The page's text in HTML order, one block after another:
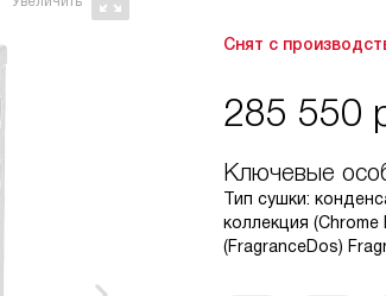
Снят с
285 550
Ключевые
Тип сушки:
коллекция (Chrome
(FragranceDos)